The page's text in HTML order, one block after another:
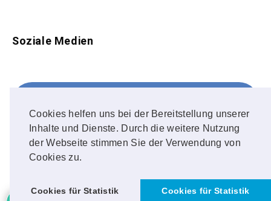
Cookies helfen uns bei der Bereitstellung unserer
Inhalte und Dienste. Durch die weitere Nutzung
der Webseite stimmen Sie der Verwendung von
Cookies zu.
Cookies für Statistik
Cookies für Statistik
Soziale Medien
FOLLOW ME!
Instagram
OUR PHOTOS!